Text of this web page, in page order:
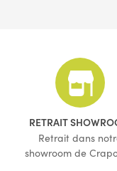
RETRAIT
Retrait dans
showroom de